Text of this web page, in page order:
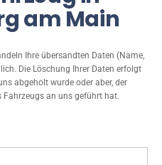
am Main
Ihre übersandten Daten (Name,
Die Löschung Ihrer Daten erfolgt
abgeholt wurde oder aber, der
an uns geführt hat.